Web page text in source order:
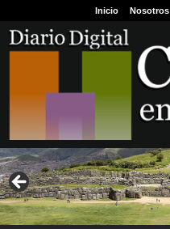
Inicio Nosotros